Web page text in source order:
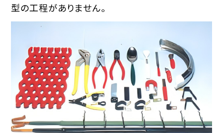
型の工程がありません。